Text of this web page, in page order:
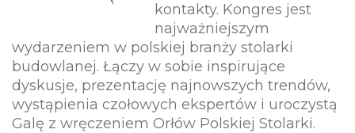
kontakty. Kongres jest
najważniejszym
wydarzeniem w polskiej branży stolarki
budowlanej. Łączy w sobie inspirujące
dyskusje, prezentację najnowszych trendów,
wystąpienia czołowych ekspertów i uroczystą
Galę z wręczeniem Orłów Polskiej Stolarki.